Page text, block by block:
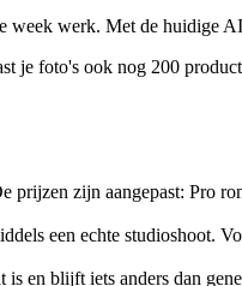
week werk. Met de huidige
je foto's ook nog 200
prijzen zijn aangepast: Pro
een echte studioshoot.
en blijft iets anders dan